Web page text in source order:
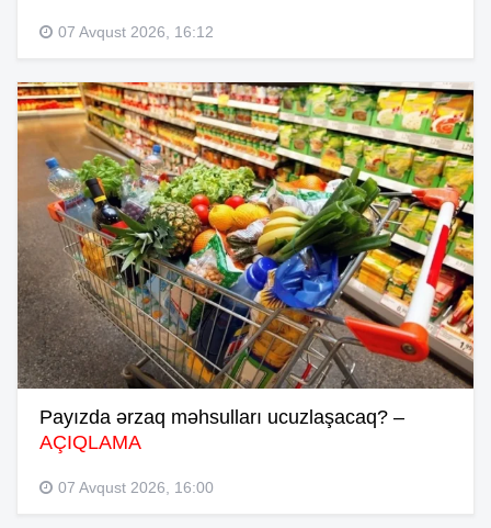
07 Avqust 2026, 16:12
Payızda ərzaq məhsulları ucuzlaşacaq? –
AÇIQLAMA
07 Avqust 2026, 16:00